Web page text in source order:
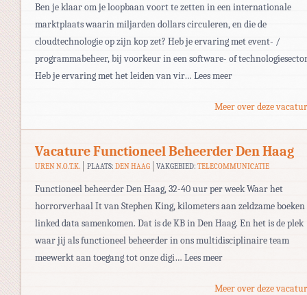
Ben je klaar om je loopbaan voort te zetten in een internationale
marktplaats waarin miljarden dollars circuleren, en die de
cloudtechnologie op zijn kop zet? Heb je ervaring met event- /
programmabeheer, bij voorkeur in een software- of
Heb je ervaring met het leiden van vir… Lees meer
Meer over deze
Vacature Functioneel Beheerder Den Haag
UREN N.O.T.K. PLAATS: DEN HAAG VAKGEBIED:TELECOMMUNICATIE
Functioneel beheerder Den Haag, 32-40 uur per week Waar het
horrorverhaal It van Stephen King, kilometers aan zeldzame boeken
linked data samenkomen. Dat is de KB in Den Haag. En het is de plek
waar jij als functioneel beheerder in ons multidisciplinaire team
meewerkt aan toegang tot onze digi… Lees meer
Meer over deze